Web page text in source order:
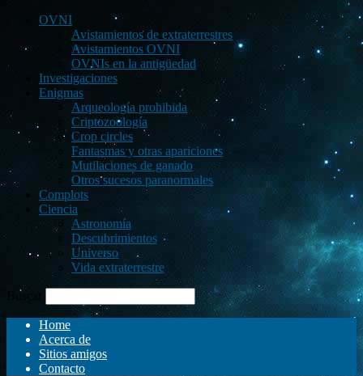
OVNI
Avistamientos de extraterrestres
Avistamientos OVNI
OVNIs en la antigüedad
Investigaciones
Enigmas
Arqueología prohibida
Criptozoología
Crop circles
Fantasmas y otras apariciones
Mutilaciones de ganado
Otros sucesos paranormales
Complots
Ciencia
Astronomía
Descubrimientos
Universo
Vida extraterrestre
Buscar
Home
Acerca de
Sitios amigos
Contacto